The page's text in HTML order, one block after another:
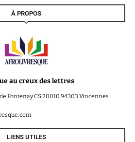
À PROPOS
au creux des lettres
Fontenay CS 20010 94303 Vincennes
LIENS UTILES